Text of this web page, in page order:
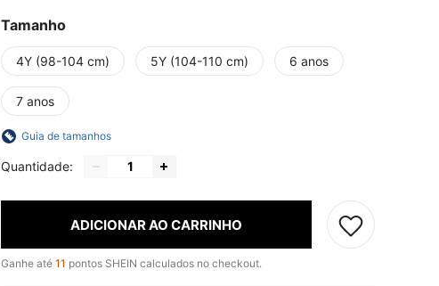
Tamanho
4Y (98-104 cm) 5Y (104-110 cm) 6 anos
7 anos
Guia de tamanhos
Quantidade:
ADICIONAR AO CARRINHO
Ganhe até 11 pontos SHEIN calculados no checkout.